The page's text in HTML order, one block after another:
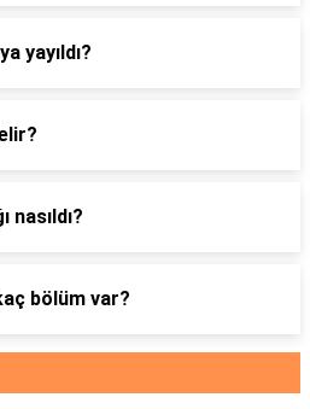
yayıldı?
bölüm var?